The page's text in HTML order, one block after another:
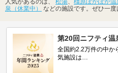
人気があるのは、 松湯、 橿原ぽかぽか温
泉（休業中）
などの施設です。ぜひ一度
第20回ニフティ
全国約2.2万件の中か
気施設は…